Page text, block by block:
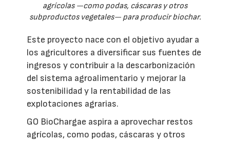
agrícolas —como podas, cáscaras y otros
subproductos vegetales— para producir biochar.
Este proyecto nace con el objetivo ayudar a
los agricultores a diversificar sus fuentes de
ingresos y contribuir a la descarbonización
del sistema agroalimentario y mejorar la
sostenibilidad y la rentabilidad de las
explotaciones agrarias.
GO BioChargae aspira a aprovechar restos
agrícolas, como podas, cáscaras y otros